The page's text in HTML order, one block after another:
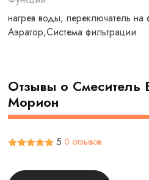
нагрев воды, переключатель на
Аэратор,Система фильтрации
Отзывы о Смеситель
Морион
5 0 отзывов